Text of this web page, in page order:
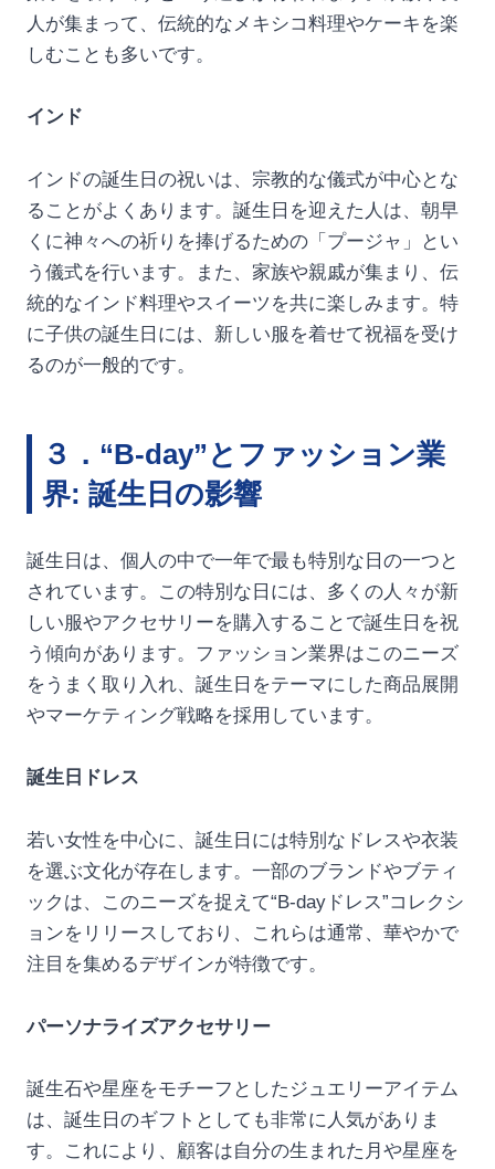
人が集まって、伝統的なメキシコ料理やケーキを楽
しむことも多いです。
インド
インドの誕生日の祝いは、宗教的な儀式が中心とな
ることがよくあります。誕生日を迎えた人は、朝早
くに神々への祈りを捧げるための「プージャ」とい
う儀式を行います。また、家族や親戚が集まり、伝
統的なインド料理やスイーツを共に楽しみます。特
に子供の誕生日には、新しい服を着せて祝福を受け
るのが一般的です。
３．“B-day”とファッション業
界: 誕生日の影響
誕生日は、個人の中で一年で最も特別な日の一つと
されています。この特別な日には、多くの人々が新
しい服やアクセサリーを購入することで誕生日を祝
う傾向があります。ファッション業界はこのニーズ
をうまく取り入れ、誕生日をテーマにした商品展開
やマーケティング戦略を採用しています。
誕生日ドレス
若い女性を中心に、誕生日には特別なドレスや衣装
を選ぶ文化が存在します。一部のブランドやブティ
ックは、このニーズを捉えて“B-dayドレス”コレクシ
ョンをリリースしており、これらは通常、華やかで
注目を集めるデザインが特徴です。
パーソナライズアクセサリー
誕生石や星座をモチーフとしたジュエリーアイテム
は、誕生日のギフトとしても非常に人気がありま
す。これにより、顧客は自分の生まれた月や星座を